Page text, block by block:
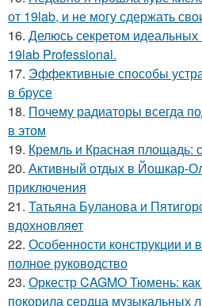
от 19lab, и не могу сдержать
16. Делюсь секретом
19lab Professional.
17. Эффективные способы
в брусе
18. Почему радиаторы всегда
в этом
19. Кремль и Красная площадь:
20. Активный отдых в Йошкар-
приключения
21. Татьяна Буланова и
вдохновляет
22. Особенности конструкции и
полное руководство
23. Оркестр CAGMO Тюмень:
покорила сердца музыкальных